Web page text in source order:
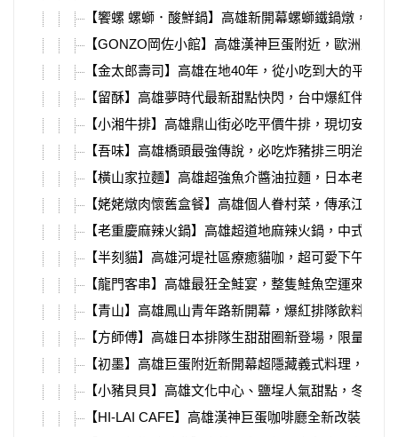
【饗螺 螺螄．酸鮮鍋】高雄新開幕螺螄鐵鍋燉，必
【GONZO岡佐小館】高雄漢神巨蛋附近，歐洲主廚
【金太郎壽司】高雄在地40年，從小吃到大的平價
【留酥】高雄夢時代最新甜點快閃，台中爆紅伴手
【小湘牛排】高雄鼎山街必吃平價牛排，現切安格斯
【吾味】高雄橋頭最強傳說，必吃炸豬排三明治、小
【橫山家拉麵】高雄超強魚介醬油拉麵，日本老闆開
【姥姥燉肉懷舊盒餐】高雄個人眷村菜，傳承江浙
【老重慶麻辣火鍋】高雄超道地麻辣火鍋，中式裝
【半刻貓】高雄河堤社區療癒貓咖，超可愛下午茶組
【龍門客串】高雄最狂全鮭宴，整隻鮭魚空運來台
【青山】高雄鳳山青年路新開幕，爆紅排隊飲料店
【方師傅】高雄日本排隊生甜甜圈新登場，限量出爐
【初墨】高雄巨蛋附近新開幕超隱藏義式料理，義大
【小豬貝貝】高雄文化中心、鹽埕人氣甜點，冬天必
【HI-LAI CAFE】高雄漢神巨蛋咖啡廳全新改裝回歸